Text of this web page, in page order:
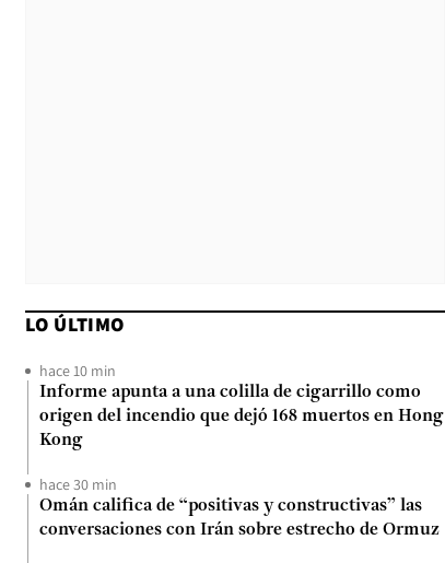
LO ÚLTIMO
hace 10 min
Informe apunta a una colilla de cigarrillo como
origen del incendio que dejó 168 muertos en Hong
Kong
hace 30 min
Omán califica de “positivas y constructivas” las
conversaciones con Irán sobre estrecho de Ormuz